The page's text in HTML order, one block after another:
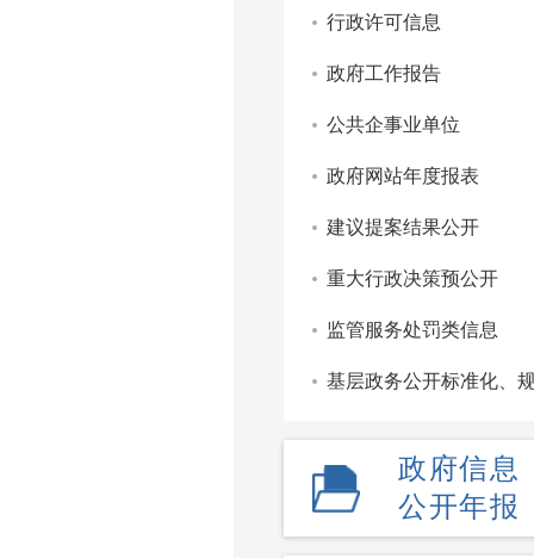
行政许可信息
政府工作报告
公共企事业单位
政府网站年度报表
建议提案结果公开
重大行政决策预公开
监管服务处罚类信息
基层政务公开标准化、
政府信息
公开年报